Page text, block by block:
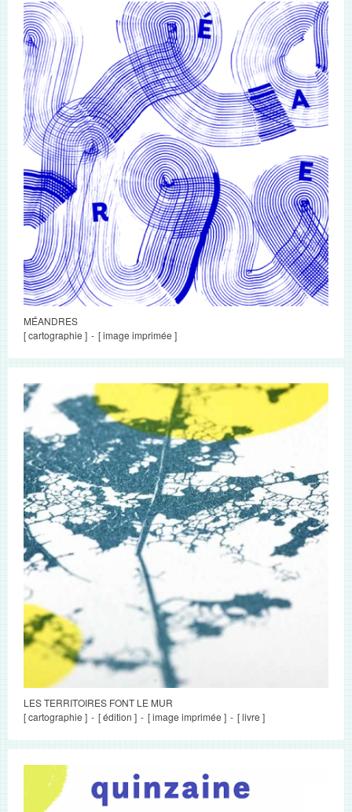
MÉANDRES
[ cartographie ]
[ image imprimée ]
LES TERRITOIRES FONT LE MUR
[ cartographie ]
[ édition ] [ image imprimée ] [ livre ]